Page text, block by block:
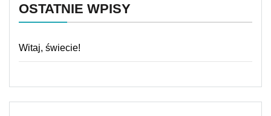
OSTATNIE WPISY
Witaj, świecie!